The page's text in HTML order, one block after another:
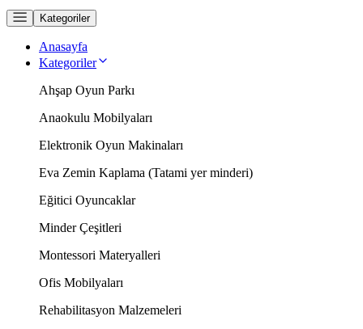
Kategoriler
Anasayfa
Kategoriler
Ahşap Oyun Parkı
Anaokulu Mobilyaları
Elektronik Oyun Makinaları
Eva Zemin Kaplama (Tatami yer minderi)
Eğitici Oyuncaklar
Minder Çeşitleri
Montessori Materyalleri
Ofis Mobilyaları
Rehabilitasyon Malzemeleri